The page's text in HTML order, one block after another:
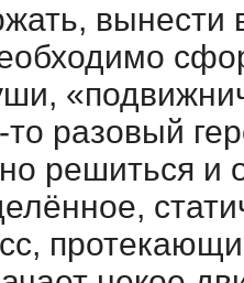
вынести
то разовый
решиться и